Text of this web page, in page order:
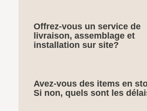
Offrez-vous un service de
livraison, assemblage et
installation sur site?
Avez-vous des items en
Si non, quels sont les